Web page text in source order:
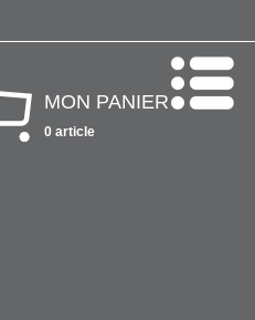
MON PANIER
0 article